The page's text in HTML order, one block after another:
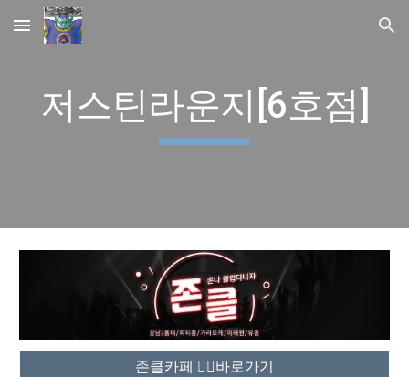
Skip to main content Skip to navigation
저스틴라운지[6호점]
존클카페 ❤️‍🔥바로가기